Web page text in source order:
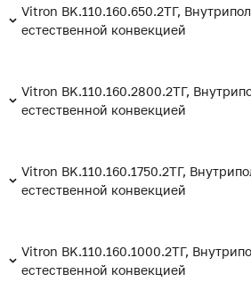
Vitron BK.110.160.650.2ТГ,
естественной конвекцией
Vitron BK.110.160.2800.2ТГ,
естественной конвекцией
Vitron BK.110.160.1750.2ТГ,
естественной конвекцией
Vitron BK.110.160.1000.2ТГ,
естественной конвекцией